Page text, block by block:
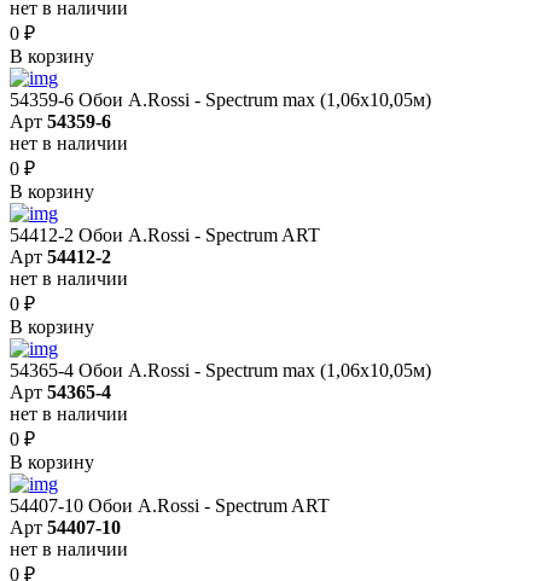
нет в наличии
0 ₽
В корзину
54359-6 Обои A.Rossi - Spectrum max (1,06x10,05м)
Арт 54359-6
нет в наличии
0 ₽
В корзину
54412-2 Обои A.Rossi - Spectrum ART
Арт 54412-2
нет в наличии
0 ₽
В корзину
54365-4 Обои A.Rossi - Spectrum max (1,06x10,05м)
Арт 54365-4
нет в наличии
0 ₽
В корзину
54407-10 Обои A.Rossi - Spectrum ART
Арт 54407-10
нет в наличии
0 ₽